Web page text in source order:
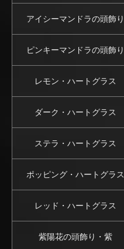
アイシーマンドラの頭飾り
ピンキーマンドラの頭飾り
レモン・ハートグラス
ダーク・ハートグラス
ステラ・ハートグラス
ポッピング・ハートグラス
レッド・ハートグラス
紫陽花の頭飾り・紫